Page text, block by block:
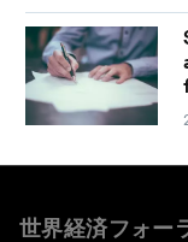
世界経済フォー